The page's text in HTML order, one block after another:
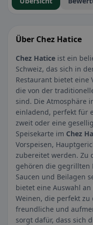
Über Chez Hatice
Chez Hatice ist ein
Schweiz, das sich in
Restaurant bietet eine
die von der
sind. Die Atmosphäre
einladend, perfekt für
zweit oder eine
Speisekarte im Chez
Vorspeisen,
zubereitet werden. Zu
gehören die gegrillten
Saucen und Beilagen
bietet eine Auswahl
Weinen, die perfekt zu
freundliche und
sorgt dafür, dass sich